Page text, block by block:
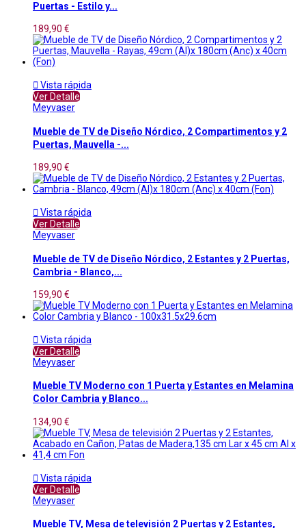
Puertas - Estilo y...
189,90 €
 Vista rápida
Ver Detalle
Meyvaser
Mueble de TV de Diseño Nórdico, 2 Compartimentos y 2
Puertas, Mauvella -...
189,90 €
 Vista rápida
Ver Detalle
Meyvaser
Mueble de TV de Diseño Nórdico, 2 Estantes y 2 Puertas,
Cambria - Blanco,...
159,90 €
 Vista rápida
Ver Detalle
Meyvaser
Mueble TV Moderno con 1 Puerta y Estantes en Melamina
Color Cambria y Blanco...
134,90 €
 Vista rápida
Ver Detalle
Meyvaser
Mueble TV, Mesa de televisión 2 Puertas y 2 Estantes,